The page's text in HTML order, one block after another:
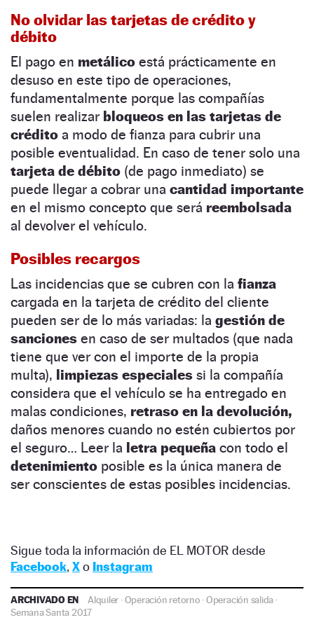
No olvidar las tarjetas de crédito y
débito
El pago en metálico está prácticamente en
desuso en este tipo de operaciones,
fundamentalmente porque las compañías
suelen realizar bloqueos en las tarjetas de
crédito a modo de fianza para cubrir una
posible eventualidad. En caso de tener solo una
tarjeta de débito (de pago inmediato) se
puede llegar a cobrar una cantidad importante
en el mismo concepto que será reembolsada
al devolver el vehículo.
Posibles recargos
Las incidencias que se cubren con la fianza
cargada en la tarjeta de crédito del cliente
pueden ser de lo más variadas: la gestión de
sanciones en caso de ser multados (que nada
tiene que ver con el importe de la propia
multa), limpiezas especiales si la compañía
considera que el vehículo se ha entregado en
malas condiciones, retraso en la devolución,
daños menores cuando no estén cubiertos por
el seguro… Leer la letra pequeña con todo el
detenimiento posible es la única manera de
ser conscientes de estas posibles incidencias.
Sigue toda la información de EL MOTOR desde
Facebook, Xo Instagram
ARCHIVADO EN Alquiler ·Operación retorno ·Operación salida ·
Semana Santa 2017